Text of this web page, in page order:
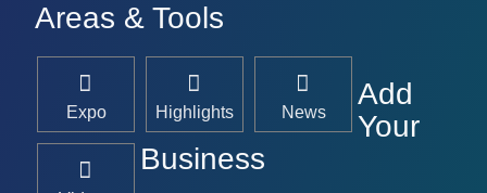
Areas & Tools
Expo Highlights News
Add
Your
Business